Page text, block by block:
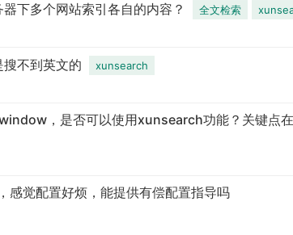
下多个网站索引各自的内容？ 全文检索
不到英文的
xunsearch
，是否可以使用xunsearch功能？关键点
感觉配置好烦，能提供有偿配置指导吗